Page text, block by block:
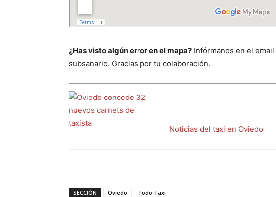
¿Has visto algún error en el mapa? Infórmanos en el email
subsanarlo. Gracias por tu colaboración.
Noticias del taxi en Oviedo
SECCIÓN Oviedo Todo Taxi